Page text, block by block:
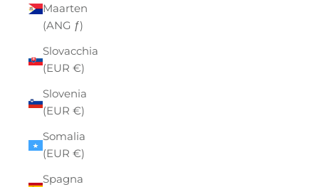
Maarten
(ANG ƒ)
Slovacchia
(EUR €)
Slovenia
(EUR €)
Somalia
(EUR €)
Spagna